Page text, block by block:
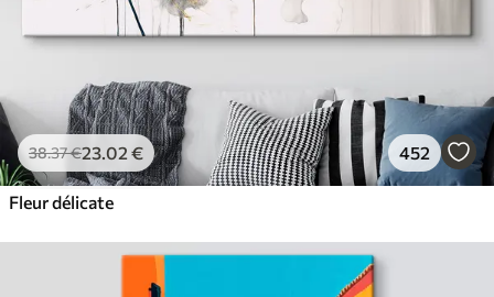
38.37€23 .02 € 452
Fleur délicate